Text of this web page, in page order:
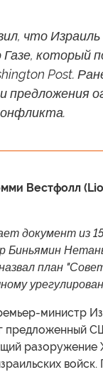
что
который
Post.
предложения
Вестфолл
документ из
Биньямин
план
министр
предложенный
разоружение